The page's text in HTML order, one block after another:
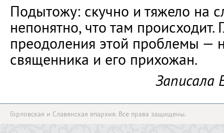
Подытожу: скучно и тяжело на
непонятно, что там происходит.
преодоления этой проблемы —
священника и его прихожан.
Записала
Горловская и Славянская епархия. Все права защищены.